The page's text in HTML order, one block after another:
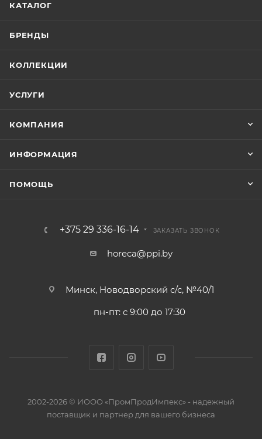
КАТАЛОГ
БРЕНДЫ
КОЛЛЕКЦИИ
УСЛУГИ
КОМПАНИЯ
ИНФОРМАЦИЯ
ПОМОЩЬ
+375 29 336-16-14 ЗАКАЗАТЬ ЗВОНОК
horeca@ppi.by
Минск, Новодворский с/с, №40/1
пн-пт: с 9:00 до 17:30
2002-2026 © ИООО «ПромПродИмпекс» - надежный
поставщик и партнер для вашего бизнеса